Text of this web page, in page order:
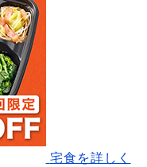
宅食を詳しく